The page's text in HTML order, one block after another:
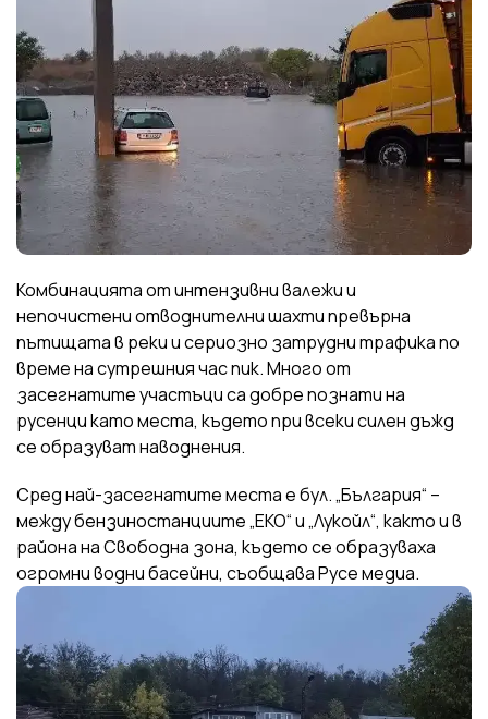
Комбинацията от интензивни валежи и
непочистени отводнителни шахти превърна
пътищата в реки и сериозно затрудни трафика по
време на сутрешния час пик. Много от
засегнатите участъци са добре познати на
русенци като места, където при всеки силен дъжд
се образуват наводнения.
Сред най-засегнатите места е бул. „България“ –
между бензиностанциите „ЕКО“ и „Лукойл“, както и в
района на Свободна зона, където се образуваха
огромни водни басейни, съобщава Русе медиа.